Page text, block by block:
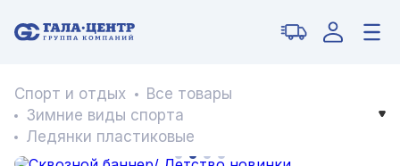
Спорт и отдых
Все товары
Зимние виды спорта
Ледянки пластиковые